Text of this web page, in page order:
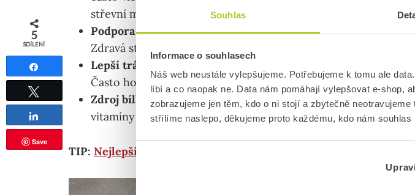
Souhlas
Informace o souhlasech
Náš web neustále vylepšujeme. Potřebujeme k tomu ale
líbí a co naopak ne. Data nám pomáhají vylepšovat e-shop,
zobrazujeme jen těm, kdo o ni stojí a zbytečně
střílíme naslepo, děkujeme proto každému, kdo nám
střevní mikroflóry a zlepšují trávení.
Podpora imunity:Pravidelná konzumace kefíru může posílit
Zdravá střeva = silnější obrana proti infekcím.
Lepší trávení laktózy:
Často ho dobře snášejí i lidé s mírnou intolerancí na laktózu.
Zdroj bílkovin, vápníku a vitamínů:Obsahuje kvalitní
vitamíny skupiny B, vitamín K2 a další důležité minerály.
TIP: Nejlepší hrnková buchta s jablky
5
SDÍLENÍ
Tweetnout
Save